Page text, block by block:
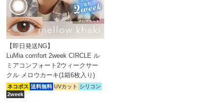
【即日発送NG】
LuMia comfort 2week CIRCLE ル
ミアコンフォート2ウィークサー
クル メロウカーキ(1箱6枚入り)
ネコポス 送料無料 UVカット シリコン
2week